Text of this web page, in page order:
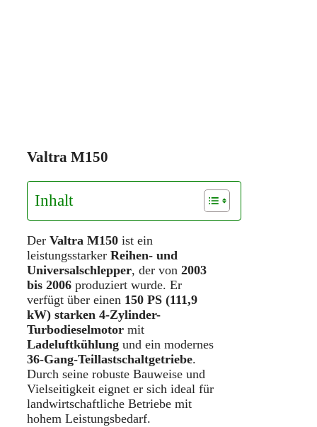
Valtra M150
Inhalt
Der Valtra M150 ist ein
leistungsstarker Reihen- und
Universalschlepper, der von 2003
bis 2006 produziert wurde. Er
verfügt über einen 150 PS (111,9
kW) starken 4-Zylinder-
Turbodieselmotor mit
Ladeluftkühlung und ein modernes
36-Gang-Teillastschaltgetriebe.
Durch seine robuste Bauweise und
Vielseitigkeit eignet er sich ideal für
landwirtschaftliche Betriebe mit
hohem Leistungsbedarf.